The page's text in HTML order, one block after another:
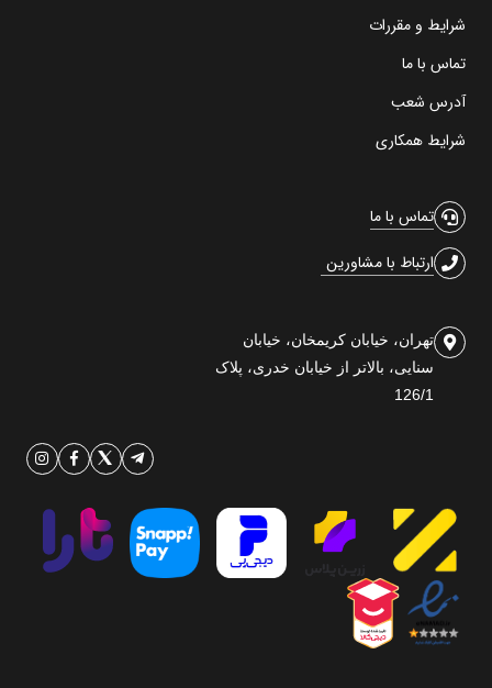
شرایط و مقررات
تماس با ما
آدرس شعب
شرایط همکاری
تماس با ما
ارتباط با مشاورین
تهران، خیابان کریمخان، خیابان
سنایی، بالاتر از خیابان خدری، پلاک
126/1